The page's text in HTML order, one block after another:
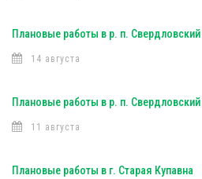
Плановые работы в р. п. Свердловский
14 августа
Плановые работы в р. п. Свердловский
11 августа
Плановые работы в г. Старая Купавна